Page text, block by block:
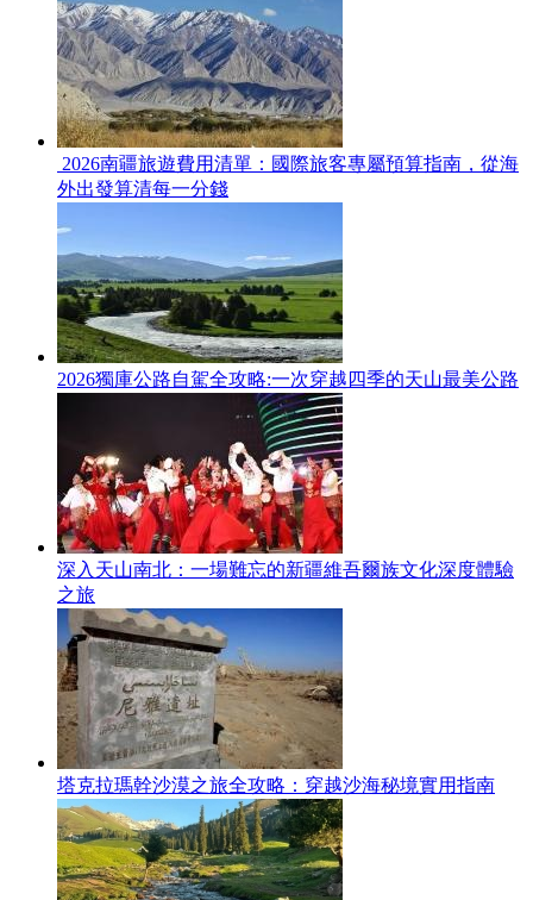
2026南疆旅遊費用清單：國際旅客專屬預算指南，從海
外出發算清每一分錢
2026獨庫公路自駕全攻略:一次穿越四季的天山最美公路
深入天山南北：一場難忘的新疆維吾爾族文化深度體驗
之旅
塔克拉瑪幹沙漠之旅全攻略：穿越沙海秘境實用指南